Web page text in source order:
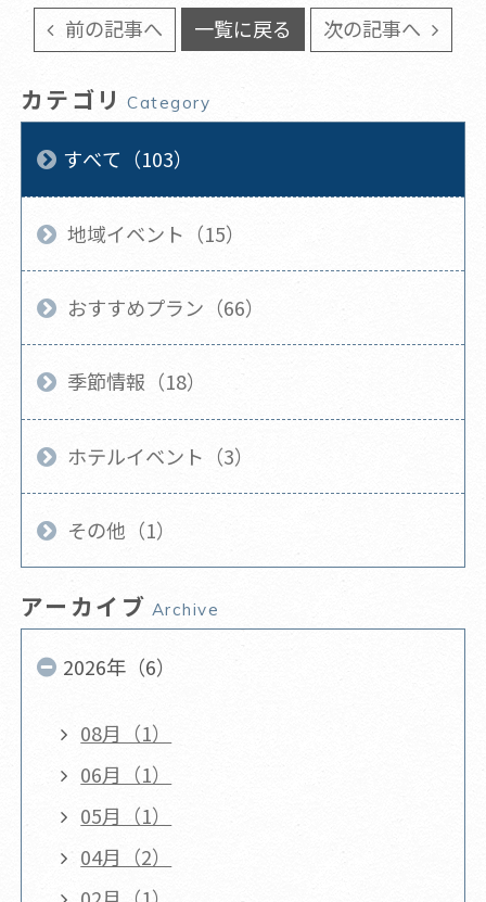
前の記事へ 一覧に戻る 次の記事へ
カテゴリ Category
すべて（103）
地域イベント（15）
おすすめプラン（66）
季節情報（18）
ホテルイベント（3）
その他（1）
アーカイブ Archive
2026年（6）
08月（1）
06月（1）
05月（1）
04月（2）